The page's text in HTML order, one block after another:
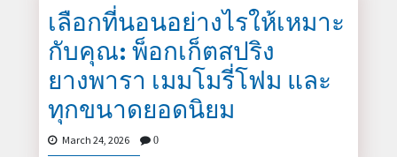
GUIDE
MODERN
เลือกที่นอนอย่างไรให้เหมาะ
กับคุณ: พ็อกเก็ตสปริง
ยางพารา เมมโมรี่โฟม และ
ทุกขนาดยอดนิยม
March 24, 2026 0
การนอนหลับเป็นหนึ่งในกิจกรรมสำคัญที่สุดในชีวิต
มนุษย์ เพราะร่างกายใช้เวลาส่วนใหญ่ในการฟื้นฟู
และซ่อมแซมตัวเองในขณะที่เราหลับ คุณภาพของ